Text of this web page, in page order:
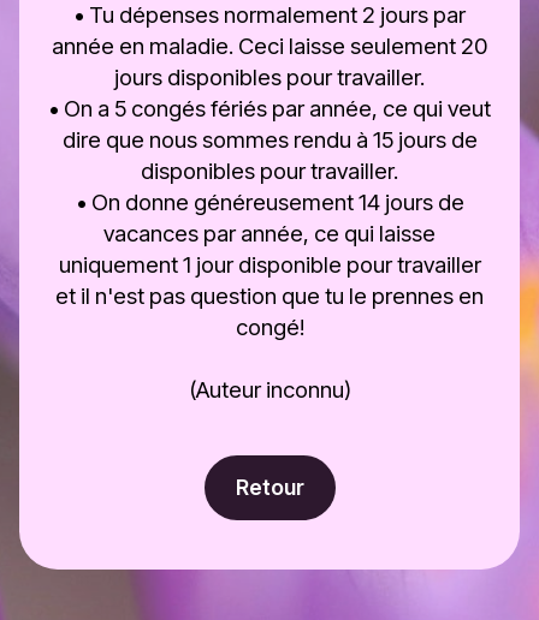
• Tu dépenses normalement 2 jours par
année en maladie. Ceci laisse seulement 20
jours disponibles pour travailler.
• On a 5 congés fériés par année, ce qui veut
dire que nous sommes rendu à 15 jours de
disponibles pour travailler.
• On donne généreusement 14 jours de
vacances par année, ce qui laisse
uniquement 1 jour disponible pour travailler
et il n'est pas question que tu le prennes en
congé!
(Auteur inconnu)
Retour